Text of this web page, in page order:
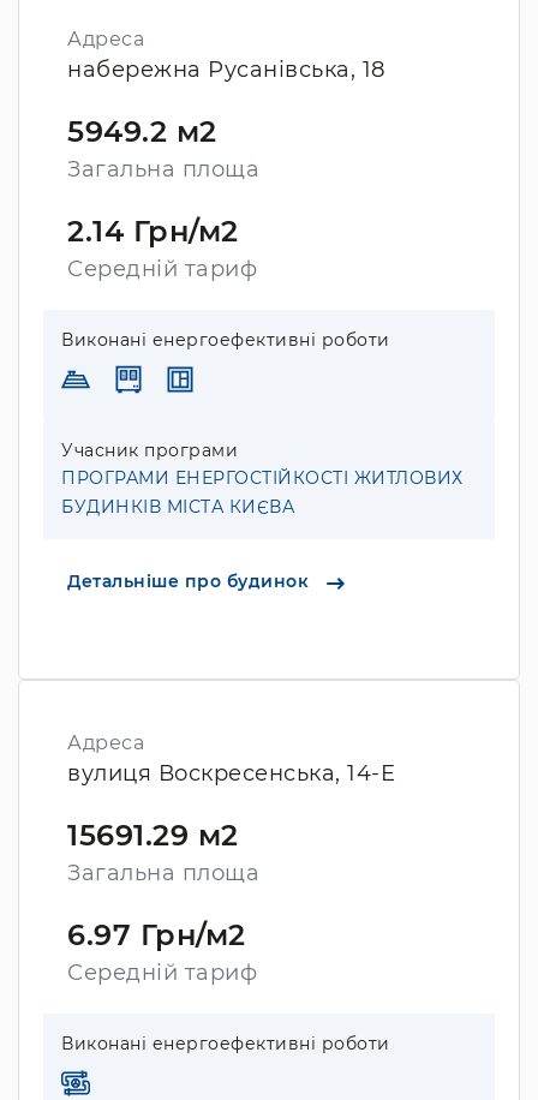
Адреса
набережна Русанівська, 18
5949.2 м2
Загальна площа
2.14 Грн/м2
Середній тариф
Виконані енергоефективні роботи
Учасник програми
ПРОГРАМИ ЕНЕРГОСТІЙКОСТІ ЖИТЛОВИХ
БУДИНКІВ МІСТА КИЄВА
Детальніше про будинок
Адреса
вулиця Воскресенська, 14-Е
15691.29 м2
Загальна площа
6.97 Грн/м2
Середній тариф
Виконані енергоефективні роботи